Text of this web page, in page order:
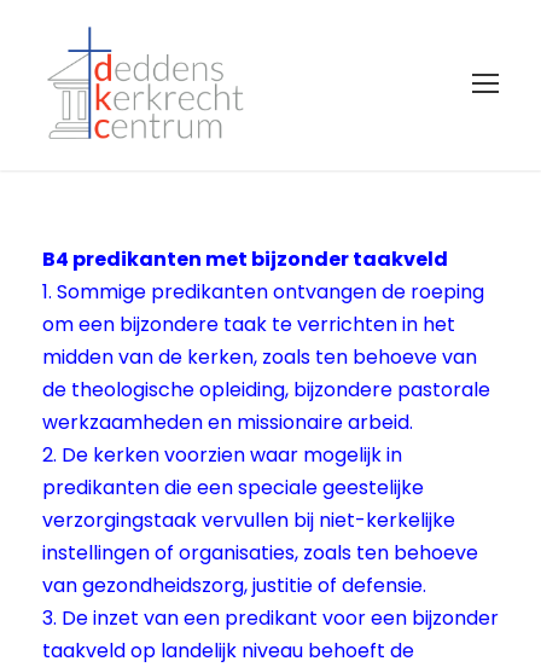
B4 predikanten met bijzonder taakveld
1. Sommige predikanten ontvangen de roeping
om een bijzondere taak te verrichten in het
midden van de kerken, zoals ten behoeve van
de theologische opleiding, bijzondere pastorale
werkzaamheden en missionaire arbeid.
2. De kerken voorzien waar mogelijk in
predikanten die een speciale geestelijke
verzorgingstaak vervullen bij niet-kerkelijke
instellingen of organisaties, zoals ten behoeve
van gezondheidszorg, justitie of defensie.
3. De inzet van een predikant voor een bijzonder
taakveld op landelijk niveau behoeft de